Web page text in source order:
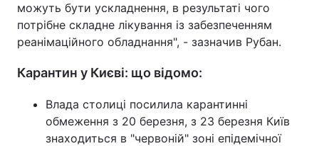
можуть бути ускладнення, в результаті чого
потрібне складне лікування із забезпеченням
реанімаційного обладнання", - зазначив Рубан.
Карантин у Києві: що відомо:
Влада столиці посилила карантинні
обмеження з 20 березня, з 23 березня Київ
знаходиться в "червоній" зоні епідемічної